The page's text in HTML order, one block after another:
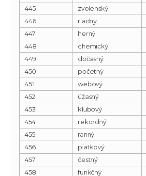
445
zvolenský
446
riadny
447
herný
448
chemický
449
dočasný
450
početný
451
webový
452
úžasný
453
klubový
454
rekordný
455
ranný
456
piatkový
457
čestný
458
funkčný